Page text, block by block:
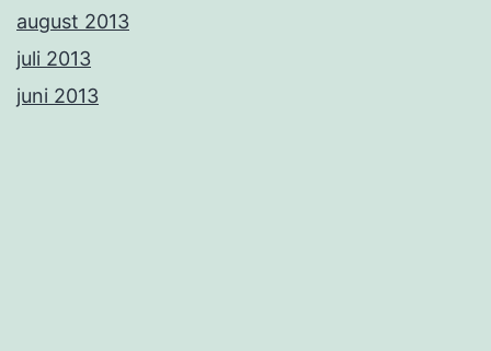
august 2013
juli 2013
juni 2013